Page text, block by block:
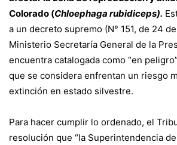
Colorado (Chloephaga rubidiceps).
a un decreto supremo (N° 151, de 24
Ministerio Secretaría General de la
encuentra catalogada como “en
que se considera enfrentan un riesgo
extinción en estado silvestre.
Para hacer cumplir lo ordenado, el
resolución que “la Superintendencia